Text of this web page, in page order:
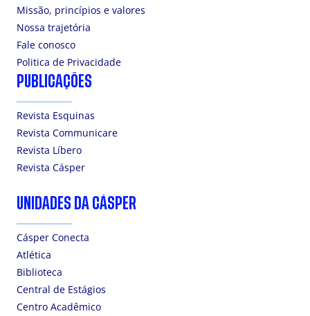
Missão, princípios e valores
Nossa trajetória
Fale conosco
Politica de Privacidade
PUBLICAÇÕES
Revista Esquinas
Revista Communicare
Revista Líbero
Revista Cásper
UNIDADES DA CÁSPER
Cásper Conecta
Atlética
Biblioteca
Central de Estágios
Centro Acadêmico